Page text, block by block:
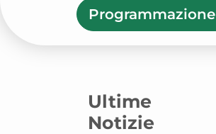
Programmazione
Ultime
Notizie